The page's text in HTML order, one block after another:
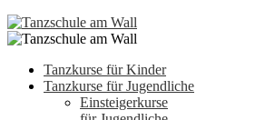
Tanzkurse für Kinder
Tanzkurse für Jugendliche
Einsteigerkurse